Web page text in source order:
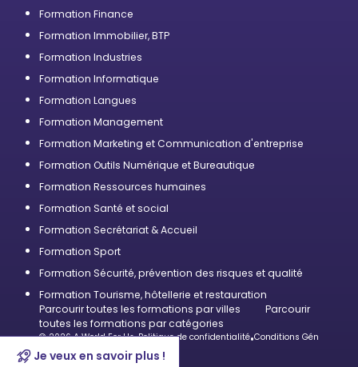
Je veux en savoir plus !
Formation Finance
Formation Immobilier, BTP
Formation Industries
Formation Informatique
Formation Langues
Formation Management
Formation Marketing et Communication d'entreprise
Formation Outils Numérique et Bureautique
Formation Ressources humaines
Formation Santé et social
Formation Secrétariat & Accueil
Formation Sport
Formation Sécurité, prévention des risques et qualité
Formation Tourisme, hôtellerie et restauration
Parcourir toutes les formations par villes
Parcourir
toutes les formations par catégories
© 2026 A World For Us•Politique de confidentialité•Conditions Générales